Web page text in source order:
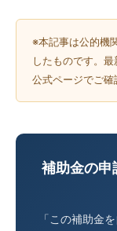
※本記事は公的機
したものです。
公式ページでご確
補助金の申
「この補助金